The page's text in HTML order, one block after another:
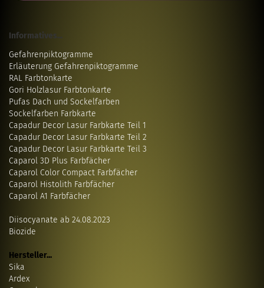
Informatives...
Gefahrenpiktogramme
Erläuterung Gefahrenpiktogramme
RAL Farbtonkarte
Gori Holzlasur Farbtonkarte
Pufas Dach und Sockelfarben
Sockelfarben Farbkarte
Capadur Decor Lasur Farbkarte Teil 1
Capadur Decor Lasur Farbkarte Teil 2
Capadur Decor Lasur Farbkarte Teil 3
Caparol 3D Plus Farbfächer
Caparol Color Compact Farbfächer
Caparol Histolith Farbfächer
Caparol A1 Farbfächer
Diisocyanate ab 24.08.2023
Biozide
Hersteller...
Sika
Ardex